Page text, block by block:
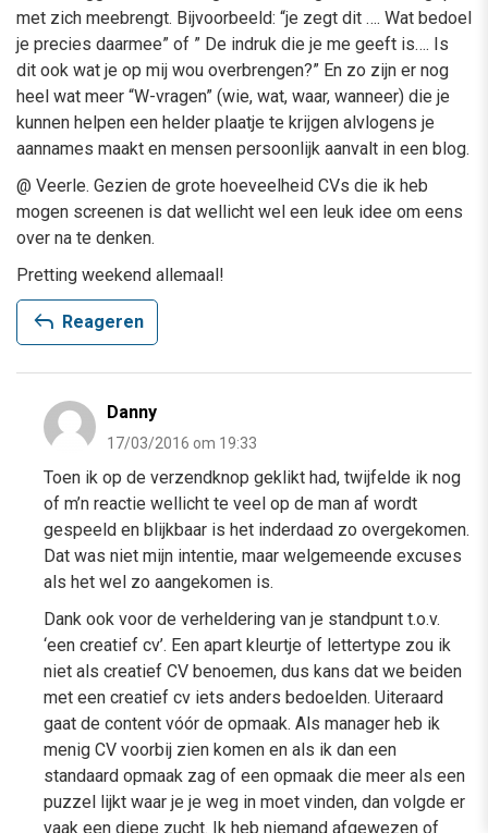
met zich meebrengt. Bijvoorbeeld: “je zegt dit …. Wat bedoel
je precies daarmee” of ” De indruk die je me geeft is…. Is
dit ook wat je op mij wou overbrengen?” En zo zijn er nog
heel wat meer “W-vragen” (wie, wat, waar, wanneer) die je
kunnen helpen een helder plaatje te krijgen alvlogens je
aannames maakt en mensen persoonlijk aanvalt in een blog.
@ Veerle. Gezien de grote hoeveelheid CVs die ik heb
mogen screenen is dat wellicht wel een leuk idee om eens
over na te denken.
Pretting weekend allemaal!
reply Reageren
Danny
17/03/2016 om 19:33
Toen ik op de verzendknop geklikt had, twijfelde ik nog
of m’n reactie wellicht te veel op de man af wordt
gespeeld en blijkbaar is het inderdaad zo overgekomen.
Dat was niet mijn intentie, maar welgemeende excuses
als het wel zo aangekomen is.
Dank ook voor de verheldering van je standpunt t.o.v.
‘een creatief cv’. Een apart kleurtje of lettertype zou ik
niet als creatief CV benoemen, dus kans dat we beiden
met een creatief cv iets anders bedoelden. Uiteraard
gaat de content vóór de opmaak. Als manager heb ik
menig CV voorbij zien komen en als ik dan een
standaard opmaak zag of een opmaak die meer als een
puzzel lijkt waar je je weg in moet vinden, dan volgde er
vaak een diepe zucht. Ik heb niemand afgewezen of